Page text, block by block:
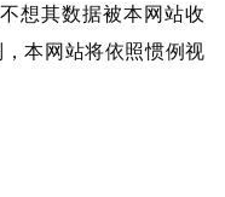
想其数据被本网站收
本网站将依照惯例视